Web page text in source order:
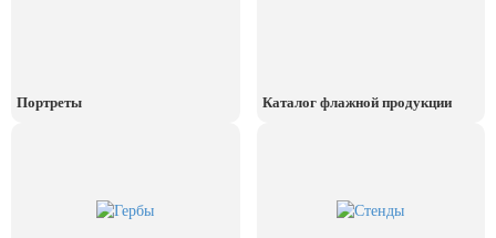
июля)
Портреты Каталог флажной продукции